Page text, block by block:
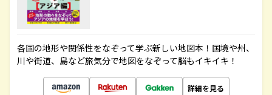
各国の地形や関係性をなぞって学ぶ新しい地図本！国境や州、
川や街道、島など旅気分で地図をなぞって脳もイキイキ！
詳細を見る